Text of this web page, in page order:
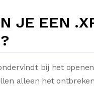
JE EEN
bij het openen
alleen het